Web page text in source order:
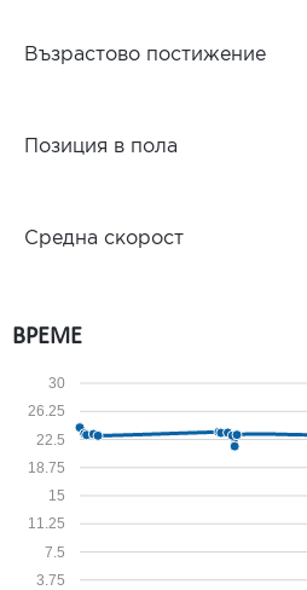
Възрастово постижение
Позиция в пола
Средна скорост
ВРЕМЕ
3.75
7.5
11.25
15
18.75
22.5
26.25
30